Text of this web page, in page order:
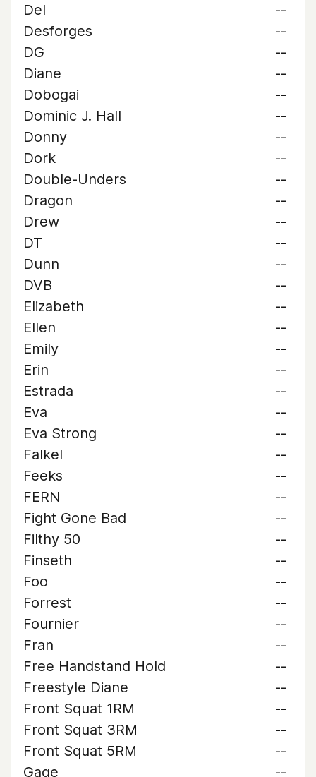
Del
--
Desforges
--
DG
--
Diane
--
Dobogai
--
Dominic J. Hall
--
Donny
--
Dork
--
Double-Unders
--
Dragon
--
Drew
--
DT
--
Dunn
--
DVB
--
Elizabeth
--
Ellen
--
Emily
--
Erin
--
Estrada
--
Eva
--
Eva Strong
--
Falkel
--
Feeks
--
FERN
--
Fight Gone Bad
--
Filthy 50
--
Finseth
--
Foo
--
Forrest
--
Fournier
--
Fran
--
Free Handstand Hold
--
Freestyle Diane
--
Front Squat 1RM
--
Front Squat 3RM
--
Front Squat 5RM
--
Gage
--